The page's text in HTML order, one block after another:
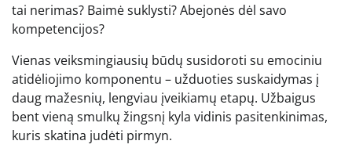
tai nerimas? Baimė suklysti? Abejonės dėl savo
kompetencijos?
Vienas veiksmingiausių būdų susidoroti su emociniu
atidėliojimo komponentu – užduoties suskaidymas į
daug mažesnių, lengviau įveikiamų etapų. Užbaigus
bent vieną smulkų žingsnį kyla vidinis pasitenkinimas,
kuris skatina judėti pirmyn.